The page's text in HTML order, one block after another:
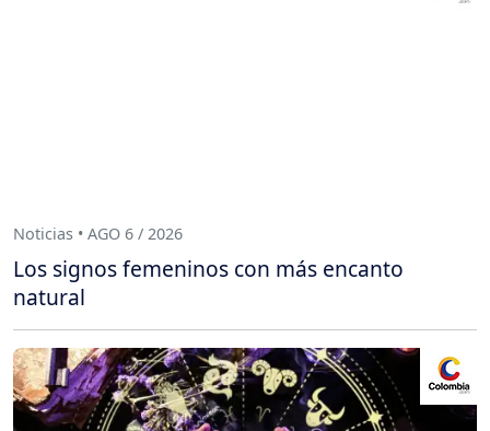
Noticias • AGO 6 / 2026
Los signos femeninos con más encanto
natural